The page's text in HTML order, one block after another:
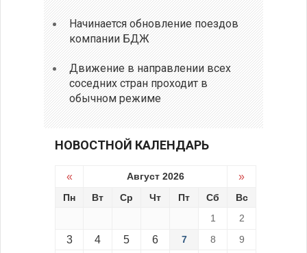
Начинается обновление поездов
компании БДЖ
Движение в направлении всех
соседних стран проходит в
обычном режиме
НОВОСТНОЙ КАЛЕНДАРЬ
« Август 2026 »
Пн Вт Ср Чт Пт Сб
Вс
1
2
3 4 5 6 7 8
9